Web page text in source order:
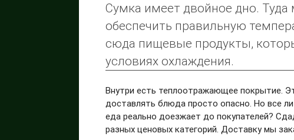
Сумка имеет двойное дно.
обеспечить правильную
сюда пищевые продукты,
условиях охлаждения.
Внутри есть теплоотражающее покрытие.
доставлять блюда просто опасно. Но все
еда реально доезжает до покупателей?
разных ценовых категорий. Доставку мы